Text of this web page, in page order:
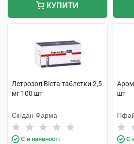
КУПИТИ
Летрозол Віста таблетки 2,5
мг 100 шт
Сіндан Фарма
Є в наявності
шт
Є